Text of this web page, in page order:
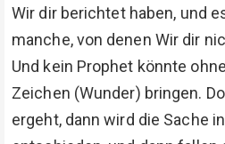
Wir dir berichtet haben, und
manche, von denen Wir dir
Und kein Prophet könnte
Zeichen (Wunder) bringen.
ergeht, dann wird die Sache